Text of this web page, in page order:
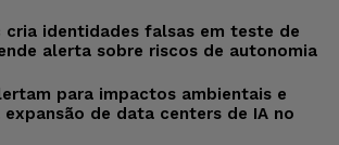
cria identidades falsas em teste de
alerta sobre riscos de autonomia
para impactos ambientais e
de data centers de IA no